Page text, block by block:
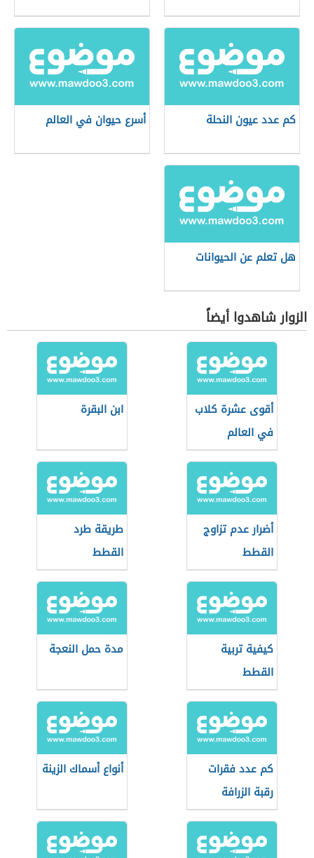
كم عدد عيون النحلة أسرع حيوان في العالم
هل تعلم عن الحيوانات
الزوار شاهدوا أيضاً
أقوى عشرة كلاب
في العالم
ابن البقرة
أضرار عدم تزاوج
القطط
طريقة طرد
القطط
كيفية تربية
القطط
مدة حمل النعجة
كم عدد فقرات
رقبة الزرافة
أنواع أسماك الزينة